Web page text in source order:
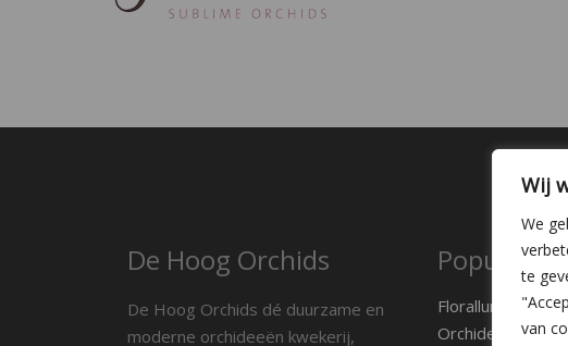
Wij
We
te
van
De Hoog Orchids
De Hoog Orchids dé duurzame en
moderne orchideeën kwekerij,
Populaire
Florallure
Orchidee